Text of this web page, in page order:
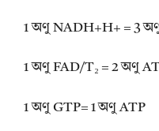
1 অণু NADH+H+ = 3
1 অণু FAD/T₂ = 2 অণু
1 অণু GTP= 1 অণু ATP